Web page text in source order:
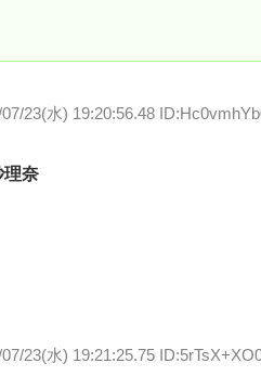
07/23(水) 19:20:56.48
理奈
23(水) 19:21:25.75